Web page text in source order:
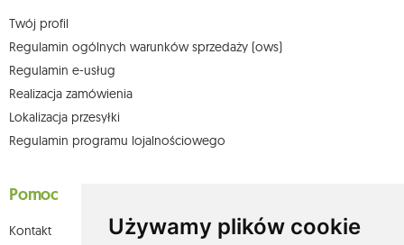
Używamy plików cookie
Twój profil
Regulamin ogólnych warunków sprzedaży (ows)
Regulamin e-usług
Realizacja zamówienia
Lokalizacja przesyłki
Regulamin programu lojalnościowego
Pomoc
Kontakt